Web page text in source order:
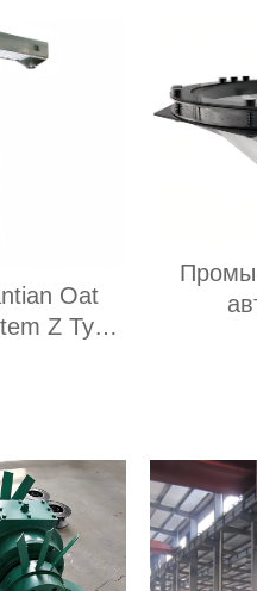
Oat
Z Type